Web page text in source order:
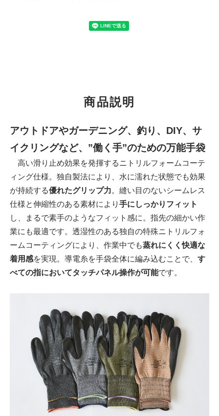
商品説明
アウトドアやガーデニング、釣り、DIY、サ
イクリングなど、”働く手”のための万能手袋
高い滑り止め効果を発揮するニトリルフォームコーテ
ィング仕様。独自製法により、水に濡れた状態でも効果
が持続する優れたグリップ力。縫い目のないシームレス
仕様と伸縮性のある素材により 手にしっかりフィット
し、まるで素手のようなフィット感に。指先の細かい作
業にも最適です。透湿性のある独自の特殊ニトリルフォ
ームコーティングにより、作業中でも蒸れにくく快適な
着用感を実現。導電糸を手袋全体に編み込むことで、 す
べての指においてタッチパネル操作が可能です。